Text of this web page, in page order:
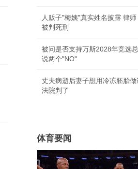
人贩子"梅姨"真实姓名披露 律
被判死刑
被问是否支持万斯2028年竞选
说两个"NO"
丈夫病逝后妻子想用冷冻胚胎
法院判了
体育要闻